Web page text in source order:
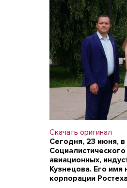
Скачать оригинал
Сегодня, 23 июня,
авиационных,
Кузнецова. Его
корпорации